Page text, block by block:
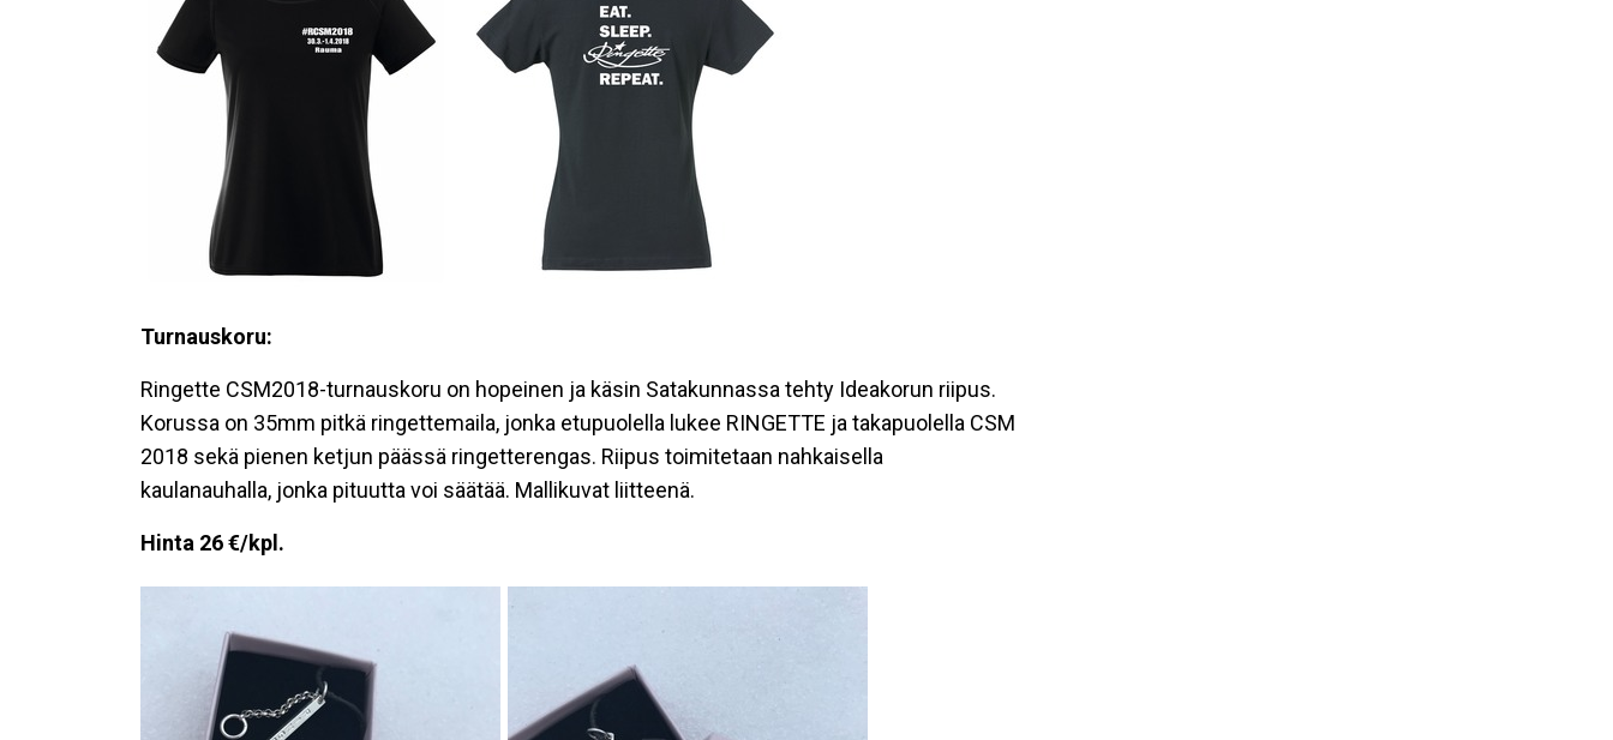
Turnauskoru:
Ringette CSM2018-turnauskoru on hopeinen ja käsin Satakunnassa tehty Ideakorun riipus.
Korussa on 35mm pitkä ringettemaila, jonka etupuolella lukee RINGETTE ja takapuolella CSM
2018 sekä pienen ketjun päässä ringetterengas. Riipus toimitetaan nahkaisella
kaulanauhalla, jonka pituutta voi säätää. Mallikuvat liitteenä.
Hinta 26 €/kpl.